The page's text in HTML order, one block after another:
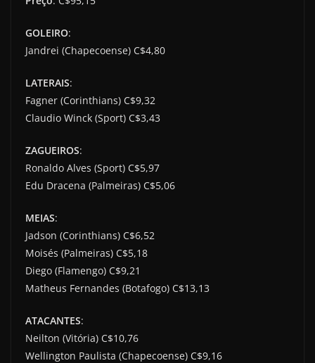
GOLEIRO:
Jandrei (Chapecoense) C$4,80
LATERAIS:
Fagner (Corinthians) C$9,32
Claudio Winck (Sport) C$3,43
ZAGUEIROS:
Ronaldo Alves (Sport) C$5,97
Edu Dracena (Palmeiras) C$5,06
MEIAS:
Jadson (Corinthians) C$6,52
Moisés (Palmeiras) C$5,18
Diego (Flamengo) C$9,21
Matheus Fernandes (Botafogo) C$13,13
ATACANTES:
Neilton (Vitória) C$10,76
Wellington Paulista (Chapecoense) C$9,16